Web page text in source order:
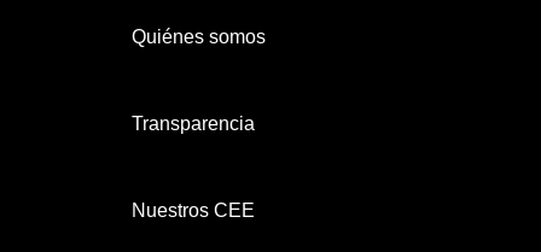
Quiénes somos
Transparencia
Nuestros CEE